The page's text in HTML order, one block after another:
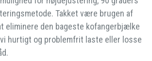
Takket være brugen af
eliminere den bageste kofangerbjælke
hurtigt og problemfrit laste eller losse